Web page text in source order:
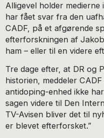
Alligevel holder
har fået svar fra den
CADF, på et afgørende
efterforskningen af
ham – eller til en videre
Tre dage efter, at DR og
historien, meddeler
antidoping-enhed ikke
sagen videre til Den
TV-Avisen bliver det til
er blevet efterforsket.”